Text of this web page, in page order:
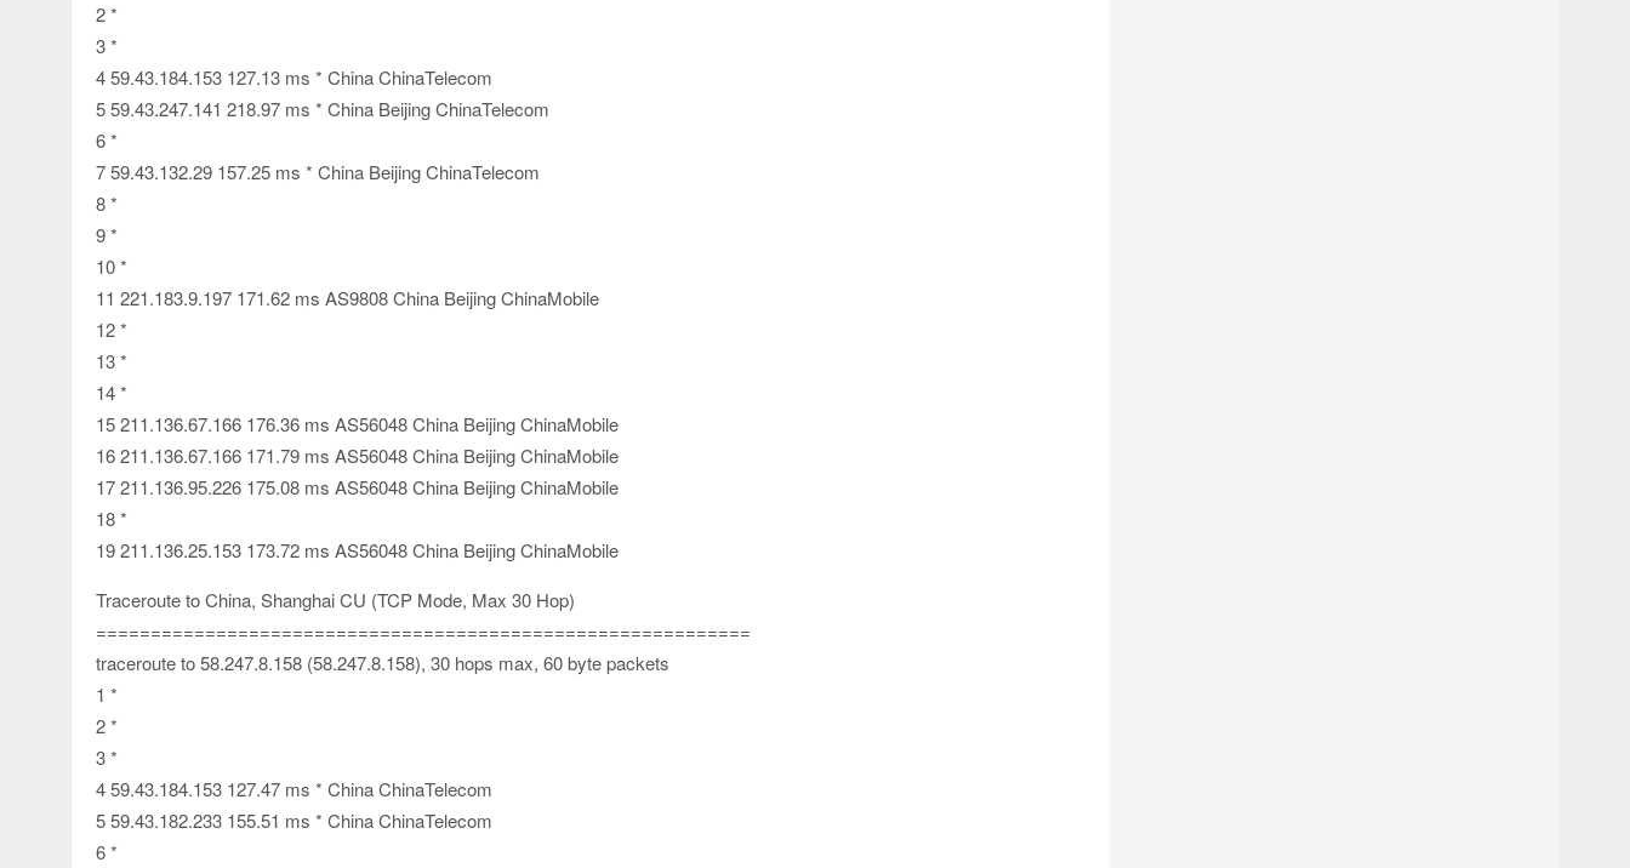
2 *
3 *
4 59.43.184.153 127.13 ms * China ChinaTelecom
5 59.43.247.141 218.97 ms * China Beijing ChinaTelecom
6 *
7 59.43.132.29 157.25 ms * China Beijing ChinaTelecom
8 *
9 *
10 *
11 221.183.9.197 171.62 ms AS9808 China Beijing ChinaMobile
12 *
13 *
14 *
15 211.136.67.166 176.36 ms AS56048 China Beijing ChinaMobile
16 211.136.67.166 171.79 ms AS56048 China Beijing ChinaMobile
17 211.136.95.226 175.08 ms AS56048 China Beijing ChinaMobile
18 *
19 211.136.25.153 173.72 ms AS56048 China Beijing ChinaMobile
Traceroute to China, Shanghai CU (TCP Mode, Max 30 Hop)
============================================================
traceroute to 58.247.8.158 (58.247.8.158), 30 hops max, 60 byte packets
1 *
2 *
3 *
4 59.43.184.153 127.47 ms * China ChinaTelecom
5 59.43.182.233 155.51 ms * China ChinaTelecom
6 *